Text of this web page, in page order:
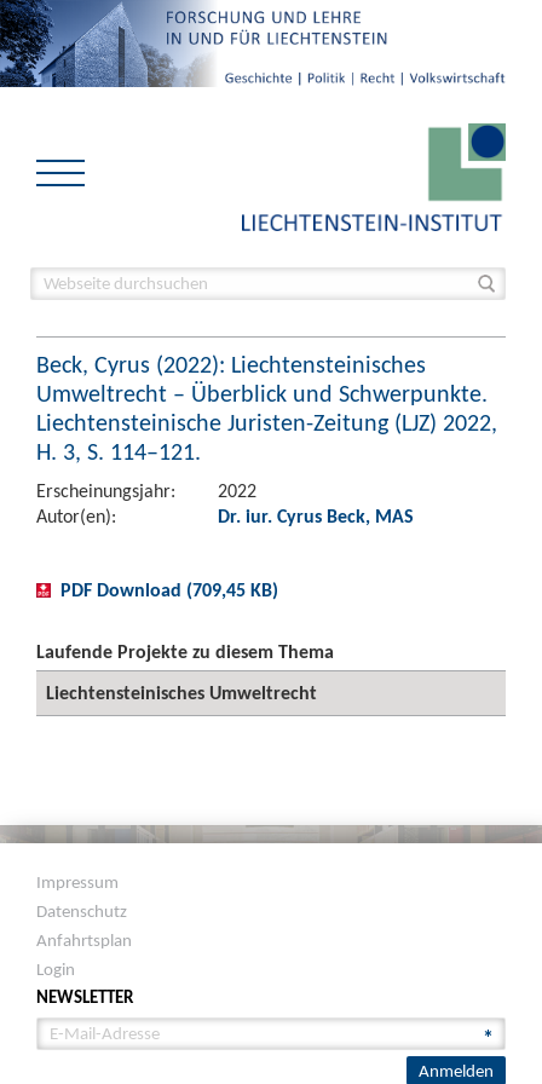
Beck, Cyrus (2022): Liechtensteinisches
Umweltrecht – Überblick und Schwerpunkte.
Liechtensteinische Juristen-Zeitung (LJZ) 2022,
H. 3, S. 114–121.
Erscheinungsjahr:
2022
Autor(en):
Dr. iur. Cyrus Beck, MAS
PDF Download (709,45 KB)
Laufende Projekte zu diesem Thema
Liechtensteinisches Umweltrecht
Impressum
Datenschutz
Anfahrtsplan
Login
NEWSLETTER